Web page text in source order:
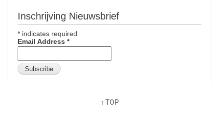
Inschrijving Nieuwsbrief
* indicates required
Email Address *
↑ TOP